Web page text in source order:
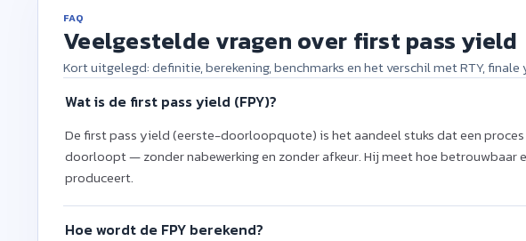
FAQ
Veelgestelde vragen over first pass yield
Kort uitgelegd: definitie, berekening, benchmarks en het verschil met RTY,
Wat is de first pass yield (FPY)?
De first pass yield (eerste-doorloopquote) is het aandeel stuks dat een
doorloopt — zonder nabewerking en zonder afkeur. Hij meet hoe betrouwbaar
produceert.
Hoe wordt de FPY berekend?